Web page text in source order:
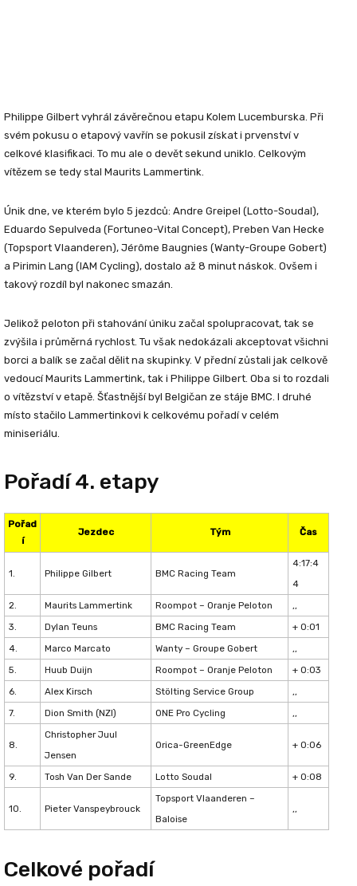
Philippe Gilbert vyhrál závěrečnou etapu Kolem Lucemburska. Při
svém pokusu o etapový vavřín se pokusil získat i prvenství v
celkové klasifikaci. To mu ale o devět sekund uniklo. Celkovým
vítězem se tedy stal Maurits Lammertink.
Únik dne, ve kterém bylo 5 jezdců: Andre Greipel (Lotto-Soudal),
Eduardo Sepulveda (Fortuneo-Vital Concept), Preben Van Hecke
(Topsport Vlaanderen), Jérôme Baugnies (Wanty-Groupe Gobert)
a Pirimin Lang (IAM Cycling), dostalo až 8 minut náskok. Ovšem i
takový rozdíl byl nakonec smazán.
Jelikož peloton při stahování úniku začal spolupracovat, tak se
zvýšila i průměrná rychlost. Tu však nedokázali akceptovat všichni
borci a balík se začal dělit na skupinky. V přední zůstali jak celkově
vedoucíMaurits Lammertink, tak i Philippe Gilbert . Oba si to rozdali
o vítězství v etapě. Šťastnější byl Belgičan ze stáje BMC. I druhé
místo stačilo Lammertinkovi k celkovému pořadí v celém
miniseriálu.
Pořadí 4. etapy
Pořad
í
Jezdec Tým Čas
1. Philippe Gilbert BMC Racing Team
4:17:4
4
2.
Maurits Lammertink Roompot – Oranje Peloton
,,
3.
Dylan Teuns BMC Racing Team
+ 0:01
4.
Marco Marcato Wanty – Groupe Gobert
,,
5.
Huub Duijn Roompot – Oranje Peloton
+ 0:03
6.
Alex Kirsch Stölting Service Group
,,
7.
Dion Smith (NZl) ONE Pro Cycling ,,
8.
Christopher Juul
Jensen
Orica-GreenEdge + 0:06
9. Tosh Van Der Sande Lotto Soudal + 0:08
10. Pieter Vanspeybrouck
Topsport Vlaanderen –
Baloise
,,
Celkové pořadí